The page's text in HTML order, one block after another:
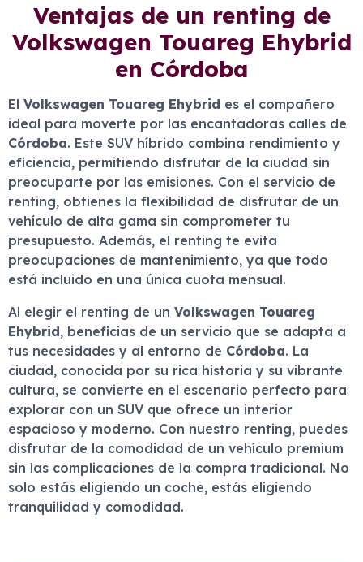
Ventajas de un renting de
Volkswagen Touareg Ehybrid
en Córdoba
El Volkswagen Touareg Ehybrid es el compañero
ideal para moverte por las encantadoras calles de
Córdoba. Este SUV híbrido combina rendimiento y
eficiencia, permitiendo disfrutar de la ciudad sin
preocuparte por las emisiones. Con el servicio de
renting, obtienes la flexibilidad de disfrutar de un
vehículo de alta gama sin comprometer tu
presupuesto. Además, el renting te evita
preocupaciones de mantenimiento, ya que todo
está incluido en una única cuota mensual.
Al elegir el renting de un Volkswagen Touareg
Ehybrid, beneficias de un servicio que se adapta a
tus necesidades y al entorno de Córdoba. La
ciudad, conocida por su rica historia y su vibrante
cultura, se convierte en el escenario perfecto para
explorar con un SUV que ofrece un interior
espacioso y moderno. Con nuestro renting, puedes
disfrutar de la comodidad de un vehículo premium
sin las complicaciones de la compra tradicional. No
solo estás eligiendo un coche, estás eligiendo
tranquilidad y comodidad.